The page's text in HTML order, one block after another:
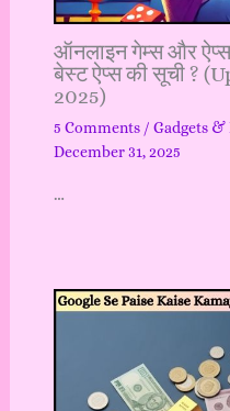
ऑनलाइन गेम्स और
बेस्ट ऐप्स की सूची ?
2025)
5 Comments / Gadgets
December 31, 2025
…